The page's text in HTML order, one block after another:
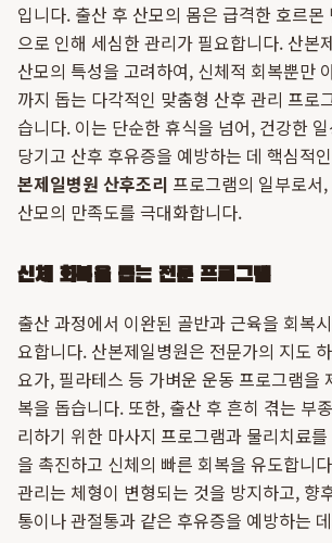
입니다. 출산 후 산모의 몸은 급격한 호르
으로 인해 세심한 관리가 필요합니다. 산본
산모의 특성을 고려하여, 신체적 회복뿐만
까지 돕는 다각적인 맞춤형 산후 관리 프로
습니다. 이는 단순한 휴식을 넘어, 건강한
당기고 산후 후유증을 예방하는 데 핵심적
본제일병원 산후조리 프로그램의 일부로서
산모의 만족도를 극대화합니다.
신체 회복을 돕는 전문 프로그램
출산 과정에서 이완된 골반과 근육을 회복
요합니다. 산본제일병원은 전문가의 지도
요가, 필라테스 등 가벼운 운동 프로그램을
복을 돕습니다. 또한, 출산 후 흔히 겪는 부
리하기 위한 마사지 프로그램과 물리치료
을 촉진하고 신체의 빠른 회복을 유도합니
관리는 체형이 변형되는 것을 방지하고, 향
통이나 관절통과 같은 후유증을 예방하는